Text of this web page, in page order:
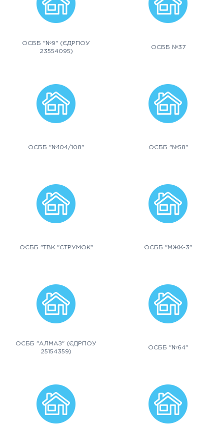
ОСББ "№9" (ЄДРПОУ
23554095)
ОСББ №37
ОСББ "№104/108" ОСББ "№58"
ОСББ "ТВК "СТРУМОК" ОСББ "МЖК-3"
ОСББ "АЛМАЗ" (ЄДРПОУ
25154359)
ОСББ "№64"